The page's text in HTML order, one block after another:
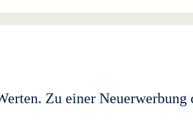
Zu einer Neuerwerbung